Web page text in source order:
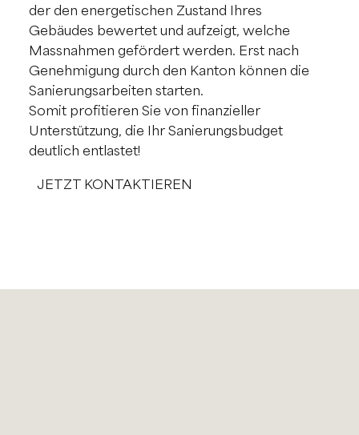
der den energetischen Zustand Ihres
Gebäudes bewertet und aufzeigt, welche
Massnahmen gefördert werden. Erst nach
Genehmigung durch den Kanton können die
Sanierungsarbeiten starten.
Somit profitieren Sie von finanzieller
Unterstützung, die Ihr Sanierungsbudget
deutlich entlastet!
JETZT KONTAKTIEREN